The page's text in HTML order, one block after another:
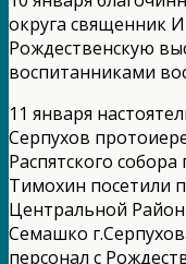
округа священник
Рождественскую
воспитанниками
11 января
Серпухов
Распятского
Тимохин посетили
Центральной
Семашко
персонал с